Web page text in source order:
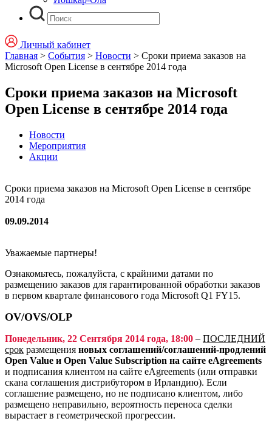
Личный кабинет
Главная > События > Новости > Сроки приема заказов на
Microsoft Open License в сентябре 2014 года
Сроки приема заказов на Microsoft
Open License в сентябре 2014 года
Новости
Мероприятия
Акции
Сроки приема заказов на Microsoft Open License в сентябре
2014 года
09.09.2014
Уважаемые партнеры!
Ознакомьтесь, пожалуйста, с крайними датами по
размещению заказов для гарантированной обработки заказов
в первом квартале финансового года Microsoft Q1 FY15.
OV/OVS/OLP
Понедельник, 22 Сентября 2014 года, 18:00 – ПОСЛЕДНИЙ
срок размещения новых соглашений/соглашений-продлений
Open Value и Open Value Subscription на сайте eAgreements
и подписания клиентом на сайте eAgreements (или отправки
скана соглашения дистрибутором в Ирландию). Если
соглашение размещено, но не подписано клиентом, либо
размещено неправильно, вероятность переноса сделки
вырастает в геометрической прогрессии.